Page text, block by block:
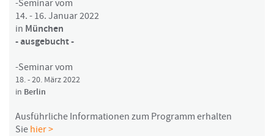
-Seminar vom
14. - 16. Januar 2022
in München
- ausgebucht -
-Seminar vom
18. - 20. März 2022
in Berlin
Ausführliche Informationen zum Programm erhalten
Sie hier >